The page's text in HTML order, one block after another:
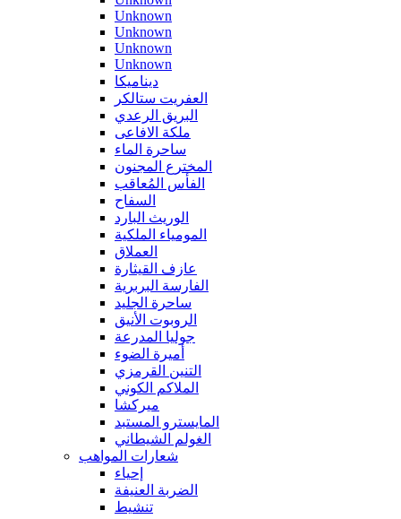
Unknown
Unknown
Unknown
Unknown
ديناميكا
العفريت ستالكر
البريق الرعدي
ملكة الافاعى
ساحرة الماء
المخترع المجنون
الفأس المُعاقب
السفاح
الوريث البارد
المومياء الملكية
العملاق
عازف القيثارة
الفارسة البربرية
ساحرة الجليد
الروبوت الأنيق
جوليا المدرعة
أميرة الضوء
التنين القرمزي
الملاكم الكوني
ميركشا
المايسترو المستبد
الغولم الشيطاني
شعارات المواهب
إحياء
الضربة العنيفة
تنشيط